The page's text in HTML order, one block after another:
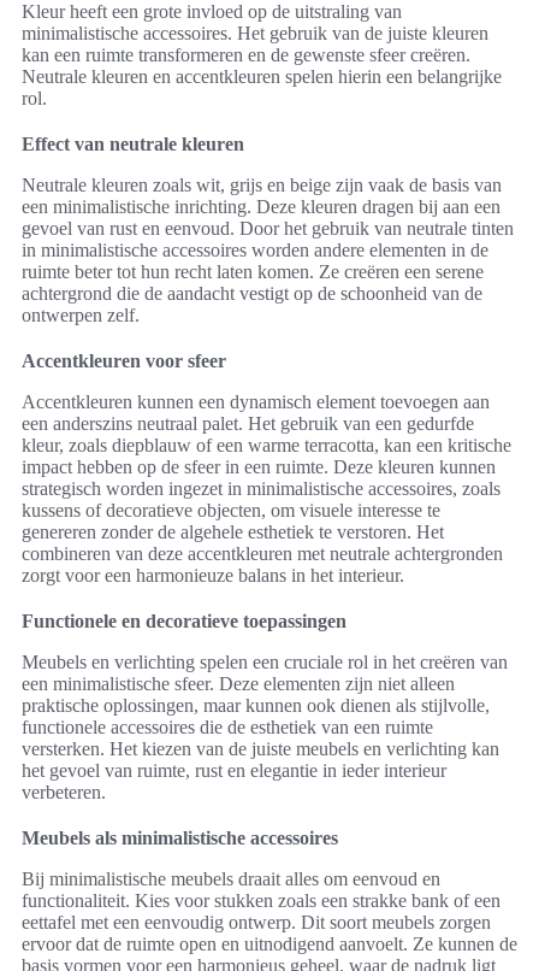
Kleur heeft een grote invloed op de uitstraling van
minimalistische accessoires. Het gebruik van de juiste kleuren
kan een ruimte transformeren en de gewenste sfeer creëren.
Neutrale kleuren en accentkleuren spelen hierin een belangrijke
rol.
Effect van neutrale kleuren
Neutrale kleuren zoals wit, grijs en beige zijn vaak de basis van
een minimalistische inrichting. Deze kleuren dragen bij aan een
gevoel van rust en eenvoud. Door het gebruik van neutrale tinten
in minimalistische accessoires worden andere elementen in de
ruimte beter tot hun recht laten komen. Ze creëren een serene
achtergrond die de aandacht vestigt op de schoonheid van de
ontwerpen zelf.
Accentkleuren voor sfeer
Accentkleuren kunnen een dynamisch element toevoegen aan
een anderszins neutraal palet. Het gebruik van een gedurfde
kleur, zoals diepblauw of een warme terracotta, kan een kritische
impact hebben op de sfeer in een ruimte. Deze kleuren kunnen
strategisch worden ingezet in minimalistische accessoires, zoals
kussens of decoratieve objecten, om visuele interesse te
genereren zonder de algehele esthetiek te verstoren. Het
combineren van deze accentkleuren met neutrale achtergronden
zorgt voor een harmonieuze balans in het interieur.
Functionele en decoratieve toepassingen
Meubels en verlichting spelen een cruciale rol in het creëren van
een minimalistische sfeer. Deze elementen zijn niet alleen
praktische oplossingen, maar kunnen ook dienen als stijlvolle,
functionele accessoires die de esthetiek van een ruimte
versterken. Het kiezen van de juiste meubels en verlichting kan
het gevoel van ruimte, rust en elegantie in ieder interieur
verbeteren.
Meubels als minimalistische accessoires
Bij minimalistische meubels draait alles om eenvoud en
functionaliteit. Kies voor stukken zoals een strakke bank of een
eettafel met een eenvoudig ontwerp. Dit soort meubels zorgen
ervoor dat de ruimte open en uitnodigend aanvoelt. Ze kunnen de
basis vormen voor een harmonieus geheel, waar de nadruk ligt